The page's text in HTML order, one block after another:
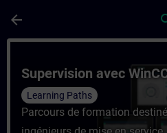
arrow_back
Supervision avec
Learning Paths
Parcours de formation